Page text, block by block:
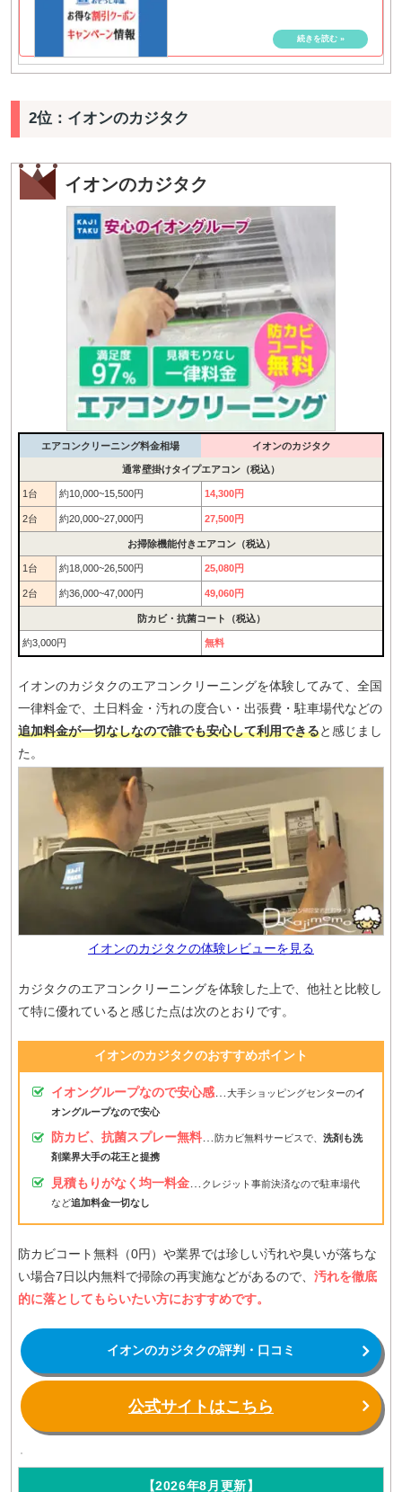
2位：イオンのカジタク
イオンのカジタク
エアコンクリーニング料金相場 イオンのカジタク
通常壁掛けタイプエアコン（税込）
1台 約10,000~15,500円 14,300円
2台 約20,000~27,000円 27,500円
お掃除機能付きエアコン（税込）
1台 約18,000~26,500円 25,080円
2台 約36,000~47,000円 49,060円
防カビ・抗菌コート（税込）
約3,000円 無料
イオンのカジタクのエアコンクリーニングを体験してみて、全国
一律料金で、土日料金・汚れの度合い・出張費・駐車場代などの
追加料金が一切なしなので誰でも安心して利用できると感じまし
た。
イオンのカジタクの体験レビューを見る
カジタクのエアコンクリーニングを体験した上で、他社と比較し
て特に優れていると感じた点は次のとおりです。
イオンのカジタクのおすすめポイント
イオングループなので安心感…大手ショッピングセンターのイ
オングループなので安心
防カビ、抗菌スプレー無料… 防カビ無料サービスで、 洗剤も洗
剤業界大手の花王と提携
見積もりがなく均一料金…
クレジット事前決済なので駐車場代
など追加料金一切なし
防カビコート無料（0円）や業界では珍しい汚れや臭いが落ちな
い場合7日以内無料で掃除の再実施などがあるので、 汚れを徹底
的に落としてもらいたい方におすすめです。
イオンのカジタクの評判・口コミ
公式サイトはこちら
【2026年8月更新】